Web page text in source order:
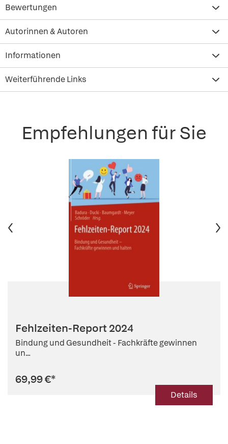
Bewertungen
Autorinnen & Autoren
Informationen
Weiterführende Links
Empfehlungen für Sie
Fehlzeiten-Report 2024
Bindung und Gesundheit - Fachkräfte gewinnen
un...
69,99 €*
Details